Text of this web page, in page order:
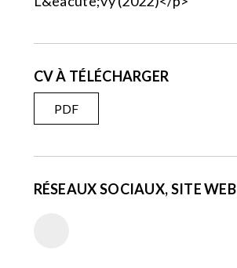
CV À TÉLÉCHARGER
PDF
RÉSEAUX SOCIAUX, SITE WEB